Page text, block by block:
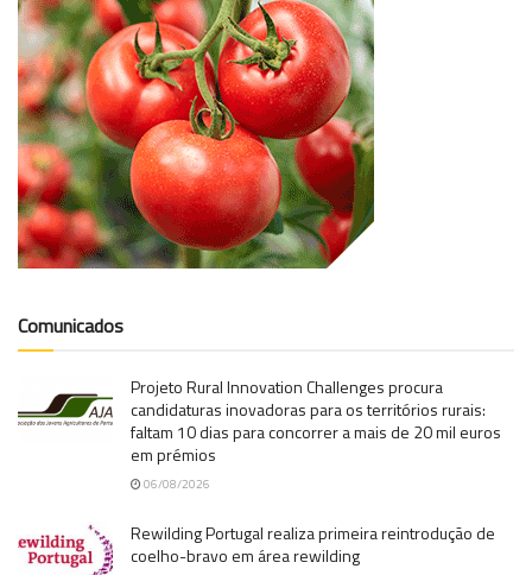
Comunicados
Projeto Rural Innovation Challenges procura
candidaturas inovadoras para os territórios rurais:
faltam 10 dias para concorrer a mais de 20 mil euros
em prémios
06/08/2026
Rewilding Portugal realiza primeira reintrodução de
coelho-bravo em área rewilding